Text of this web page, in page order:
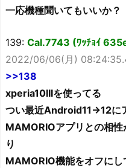
一応機種聞いてもいいか？
139: Cal.7743 (ﾜｯﾁｮｲ
2022/06/06(月)
>>138
xperia10IIIを使ってる
つい最近Android11→12に
MAMORIOアプリとの相
り
MAMORIO機能をオフに